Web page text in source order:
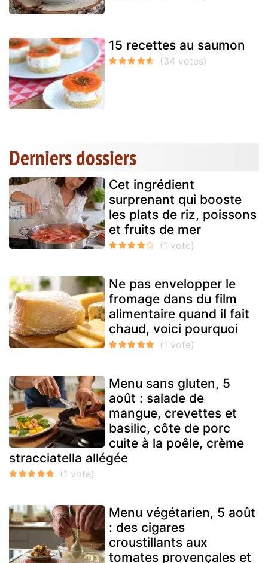
15 recettes au saumon
Derniers dossiers
Cet ingrédient
surprenant qui booste
les plats de riz, poissons
et fruits de mer
Ne pas envelopper le
fromage dans du film
alimentaire quand il fait
chaud, voici pourquoi
Menu sans gluten, 5
août : salade de
mangue, crevettes et
basilic, côte de porc
cuite à la poêle, crème
stracciatella allégée
Menu végétarien, 5 août
: des cigares
croustillants aux
tomates provençales et